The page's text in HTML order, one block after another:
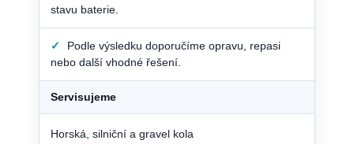
stavu baterie.
✓
Podle výsledku doporučíme opravu, repasi
nebo další vhodné řešení.
Servisujeme
Horská, silniční a gravel kola